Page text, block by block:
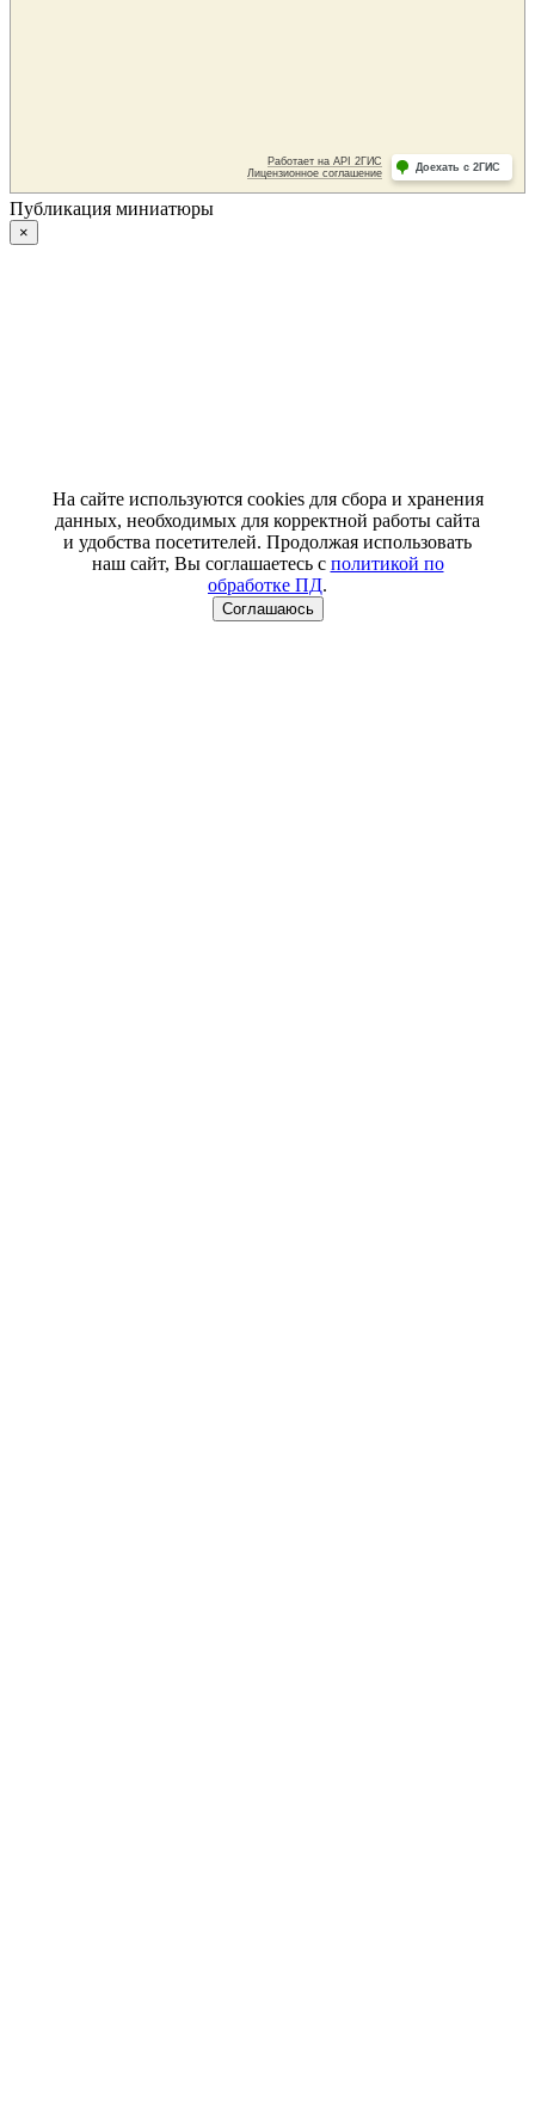
Публикация миниатюры
×
На сайте используются cookies для сбора и хранения
данных, необходимых для корректной работы сайта
и удобства посетителей. Продолжая использовать
наш сайт, Вы соглашаетесь с политикой по
обработке ПД.
Соглашаюсь